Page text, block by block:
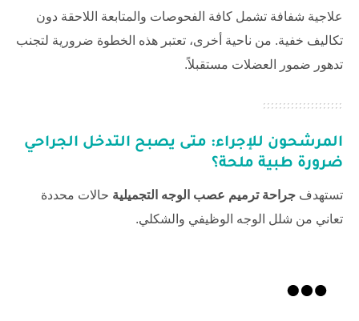
علاجية شفافة تشمل كافة الفحوصات والمتابعة اللاحقة دون
تكاليف خفية. من ناحية أخرى، تعتبر هذه الخطوة ضرورية لتجنب
تدهور ضمور العضلات مستقبلاً.
المرشحون للإجراء: متى يصبح التدخل الجراحي
ضرورة طبية ملحة؟
تستهدف جراحة ترميم عصب الوجه التجميلية حالات محددة
تعاني من شلل الوجه الوظيفي والشكلي.